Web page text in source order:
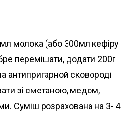
молока (або 300мл кефіру
перемішати, додати 200г
антипригарной сковороді
зі сметаною, медом,
Суміш розрахована на 3- 4